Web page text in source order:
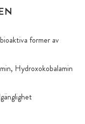
former av
Hydroxokobalamin